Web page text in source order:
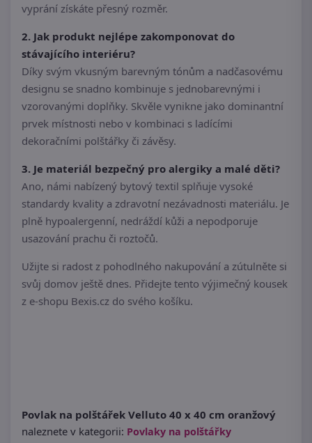
vyprání získáte přesný rozměr.
2. Jak produkt nejlépe zakomponovat do
stávajícího interiéru?
Díky svým vkusným barevným tónům a nadčasovému
designu se snadno kombinuje s jednobarevnými i
vzorovanými doplňky. Skvěle vynikne jako dominantní
prvek místnosti nebo v kombinaci s ladícími
dekoračními polštářky či závěsy.
3. Je materiál bezpečný pro alergiky a malé děti?
Ano, námi nabízený bytový textil splňuje vysoké
standardy kvality a zdravotní nezávadnosti materiálu. Je
plně hypoalergenní, nedráždí kůži a nepodporuje
usazování prachu či roztočů.
Užijte si radost z pohodlného nakupování a zútulněte si
svůj domov ještě dnes. Přidejte tento výjimečný kousek
z e-shopu Bexis.cz do svého košíku.
Povlak na polštářek Velluto 40 x 40 cm oranžový
naleznete v kategorii: Povlaky na polštářky